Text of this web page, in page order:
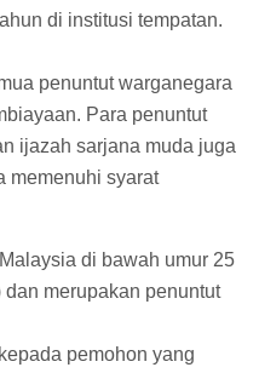
di institusi tempatan.
penuntut warganegara
Para penuntut
ijazah sarjana muda juga
memenuhi syarat
di bawah umur 25
merupakan penuntut
pemohon yang